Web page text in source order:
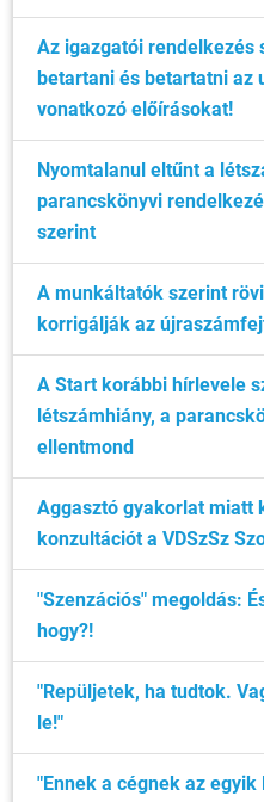
Az igazgatói rendelkezés
betartani és betartatni az
vonatkozó előírásokat!
Nyomtalanul eltűnt a
parancskönyvi
szerint
A munkáltatók szerint
korrigálják az
A Start korábbi hírlevele
létszámhiány, a
ellentmond
Aggasztó gyakorlat miatt
konzultációt a VDSzSz
"Szenzációs" megoldás:
hogy?!
"Repüljetek, ha tudtok.
le!"
"Ennek a cégnek az egyik